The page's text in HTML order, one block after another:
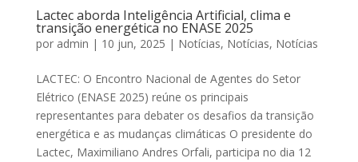
Lactec aborda Inteligência Artificial, clima e
transição energética no ENASE 2025
por admin | 10 jun, 2025 | Notícias, Notícias, Notícias
LACTEC: O Encontro Nacional de Agentes do Setor
Elétrico (ENASE 2025) reúne os principais
representantes para debater os desafios da transição
energética e as mudanças climáticas O presidente do
Lactec, Maximiliano Andres Orfali, participa no dia 12